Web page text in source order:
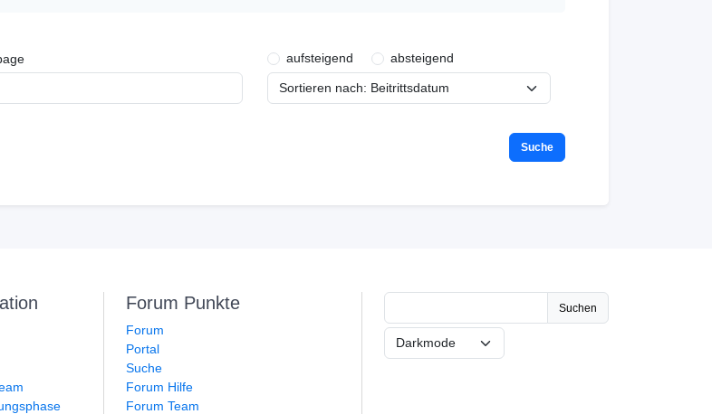
aufsteigend absteigend
Forum Punkte
Forum
Portal
Suche
Forum Hilfe
Forum Team
Suchen